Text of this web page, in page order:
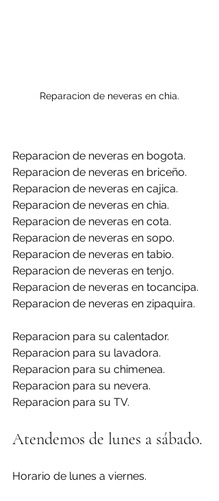
Reparacion de neveras en chia.
Reparacion de neveras en bogota.
Reparacion de neveras en briceño.
Reparacion de neveras en cajica.
Reparacion de neveras en chia.
Reparacion de neveras en cota.
Reparacion de neveras en sopo.
Reparacion de neveras en tabio.
Reparacion de neveras en tenjo.
Reparacion de neveras en tocancipa.
Reparacion de neveras en zipaquira.
Reparacion para su calentador.
Reparacion para su lavadora.
Reparacion para su chimenea.
Reparacion para su nevera.
Reparacion para su TV.
Atendemos de lunes a sábado.
Horario de lunes a viernes.